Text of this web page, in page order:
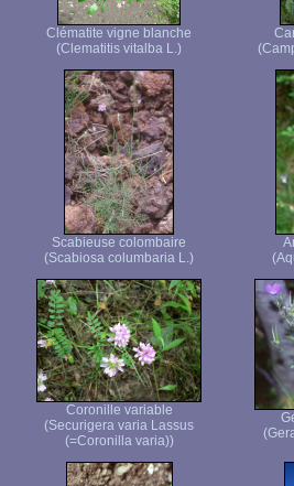
Clématite vigne blanche
(Clematitis vitalba L.)
Scabieuse colombaire
(Scabiosa columbaria L.)
Coronille variable
(Securigera varia Lassus
(=Coronilla varia))